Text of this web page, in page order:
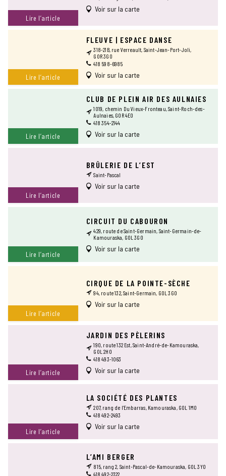
Lire l’article
Voir sur la carte
Lire l’article
FLEUVE | ESPACE DANSE
318-21B, rue Verreault, Saint-Jean-Port-Joli,
G0R 3G0
418 598-6985
Voir sur la carte
Lire l’article
CLUB DE PLEIN AIR DES AULNAIES
1019, chemin Du Vieux-Fronteau, Saint-Roch-des-
Aulnaies, G0R 4E0
418 354-2144
Voir sur la carte
Lire l’article
BRÛLERIE DE L’EST
Saint-Pascal
Voir sur la carte
Lire l’article
CIRCUIT DU CABOURON
429, route de Saint-Germain, Saint-Germain-de-
Kamouraska, G0L 3G0
Voir sur la carte
Lire l’article
CIRQUE DE LA POINTE-SÈCHE
94, route 132, Saint-Germain, G0L 3G0
Voir sur la carte
Lire l’article
JARDIN DES PÈLERINS
190, route 132 Est, Saint-André-de-Kamouraska,
G0L 2H0
418 493-1063
Voir sur la carte
Lire l’article
LA SOCIÉTÉ DES PLANTES
207, rang de l’Embarras, Kamouraska, G0L 1M0
418 492-2493
Voir sur la carte
L’AMI BERGER
815, rang 2, Saint-Pascal-de-Kamouraska, G0L 3Y0
418 492-2322